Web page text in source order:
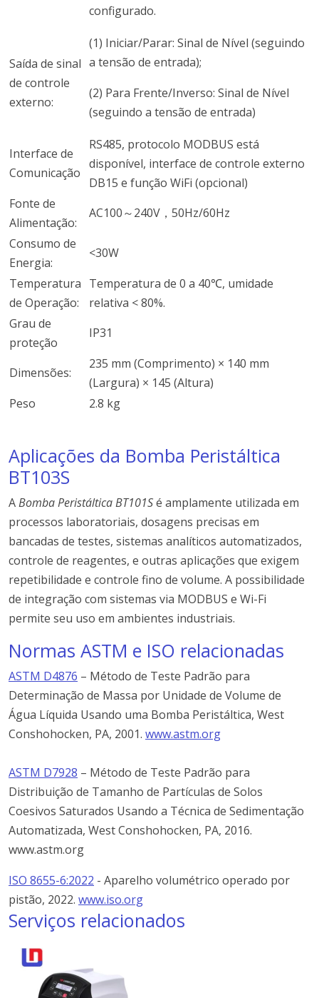
configurado.
Saída de sinal
de controle
externo:
(1) Iniciar/Parar: Sinal de Nível (seguindo
a tensão de entrada);
(2) Para Frente/Inverso: Sinal de Nível
(seguindo a tensão de entrada)
Interface de
Comunicação
RS485, protocolo MODBUS está
disponível, interface de controle externo
DB15 e função WiFi (opcional)
Fonte de
Alimentação:
AC100～240V，50Hz/60Hz
Consumo de
Energia:
<30W
Temperatura
de Operação:
Temperatura de 0 a 40℃, umidade
relativa < 80%.
Grau de
proteção
IP31
Dimensões:
235 mm (Comprimento) × 140 mm
(Largura) × 145 (Altura)
Peso
2.8 kg
Aplicações da Bomba Peristáltica
BT103S
ABomba Peristáltica BT101Sé amplamente utilizada em
processos laboratoriais, dosagens precisas em
bancadas de testes, sistemas analíticos automatizados,
controle de reagentes, e outras aplicações que exigem
repetibilidade e controle fino de volume. A possibilidade
de integração com sistemas via MODBUS e Wi-Fi
permite seu uso em ambientes industriais.
Normas ASTM e ISO relacionadas
ASTM D4876 – Método de Teste Padrão para
Determinação de Massa por Unidade de Volume de
Água Líquida Usando uma Bomba Peristáltica, West
Conshohocken, PA, 2001. www.astm.org
ASTM D7928 – Método de Teste Padrão para
Distribuição de Tamanho de Partículas de Solos
Coesivos Saturados Usando a Técnica de Sedimentação
Automatizada, West Conshohocken, PA, 2016.
www.astm.org
ISO 8655-6:2022 - Aparelho volumétrico operado por
pistão, 2022. www.iso.org
Serviços relacionados